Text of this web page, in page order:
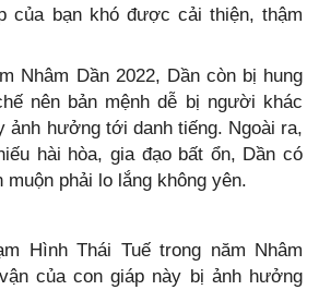
của bạn khó được cải thiện, thậm
Nhâm Dần 2022, Dần còn bị hung
nên bản mệnh dễ bị người khác
ảnh hưởng tới danh tiếng. Ngoài ra,
hài hòa, gia đạo bất ổn, Dần có
muộn phải lo lắng không yên.
Hình Thái Tuế trong năm Nhâm
của con giáp này bị ảnh hưởng